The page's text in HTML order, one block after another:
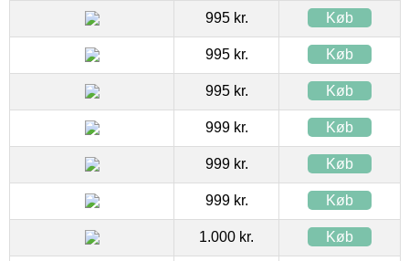
995 kr. Køb
995 kr. Køb
995 kr. Køb
999 kr. Køb
999 kr. Køb
999 kr. Køb
1.000 kr. Køb